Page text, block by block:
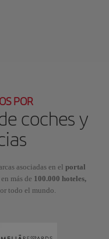
POR
coches y
asociadas en el portal
más de 100.000 hoteles,
todo el mundo.